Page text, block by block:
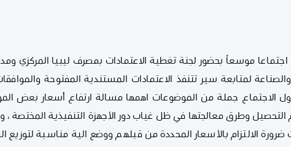
بمصرف ليبيا المركزي اجتماعا موسعاً بحضور لجنة تغطية الاعتمادات بمصرف ليبيا المركزي
والصناعة لمتابعة سير تتنفذ الاعتمادات المستندية المفتوحة
الاجتماع جملة من الموضوعات اهمها مسالة ارتفاع أسعار بعض
وطرق معالجتها في ظل غياب دور الأجهزة التنفيذية المختصة
الالتزام بالأسعار المحددة من قبلهم ووضع الية مناسبة